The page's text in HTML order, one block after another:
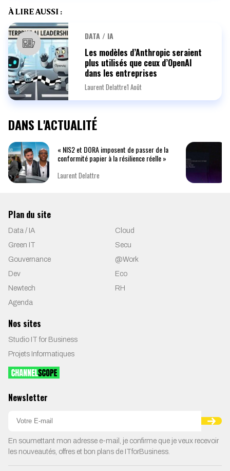
À LIRE AUSSI :
DATA / IA
Les modèles d’Anthropic seraient
plus utilisés que ceux d’OpenAI
dans les entreprises
Laurent Delattre1 Août
DANS L'ACTUALITÉ
« NIS2 et DORA imposent de passer de la
conformité papier à la résilience réelle »
Laurent Delattre
Plan du site
Data / IA
Cloud
Green IT
Secu
Gouvernance
@Work
Dev
Eco
Newtech
RH
Agenda
Nos sites
Studio IT for Business
Projets Informatiques
Newsletter
En soumettant mon adresse e-mail, je confirme que je veux recevoir
les nouveautés, offres et bon plans de ITforBusiness.